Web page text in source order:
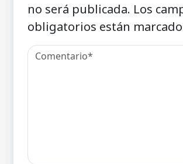
no será publicada. Los
obligatorios están